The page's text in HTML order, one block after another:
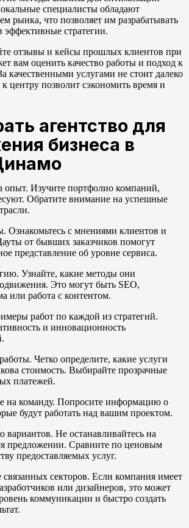
специалисты обладают
рынка, что позволяет им разрабатывать
эффективные стратегии.
отзывы и кейсы прошлых клиентов при
вам оценить качество работы и подход к
качественными услугами не стоит далеко
центру позволит сэкономить время и
агентство для
бизнеса в
опыт. Изучите портфолио компаний,
Обратите внимание на успешные
Ознакомьтесь с мнениями клиентов и
от бывших заказчиков помогут
представление об уровне сервиса.
Узнайте, какие методы они
Это могут быть SEO,
или работа с контентом.
работ по каждой из стратегий.
и инновационность
Четко определите, какие услуги
стоимость. Выбирайте прозрачные
платежей.
на команду. Попросите информацию о
будут работать над вашим проектом.
вариантов. Не останавливайтесь на
предложении. Сравните по ценовым
предоставляемых услуг.
связанных секторов. Если компания имеет
или дизайнеров, это может
коммуникации и быстро создать